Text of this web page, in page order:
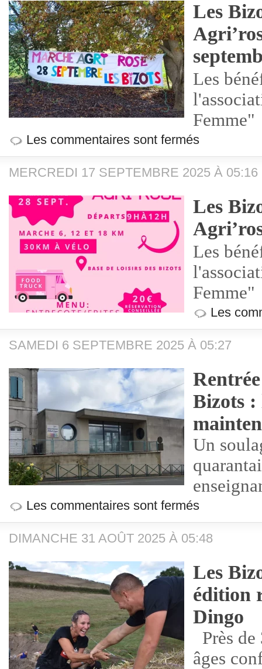
Les
Les
Femme"
Les commentaires sont fermés
MERCREDI 17 SEPTEMBRE 2025 À 05:16
Les
Les
Femme"
Les
SAMEDI 6 SEPTEMBRE 2025 À 05:27
Bizots :
Un
Les commentaires sont fermés
DIMANCHE 31 AOÛT 2025 À 05:48
Les
édition
Dingo
Près
âges